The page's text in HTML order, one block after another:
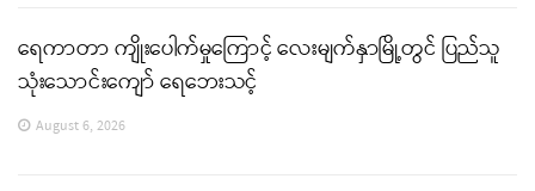
ရေကာတာ ကျိုးပေါက်မှုကြောင့် လေးမျက်နှာမြို့တွင် ပြည်သူ
သုံးသောင်းကျော် ရေဘေးသင့်
August 6, 2026